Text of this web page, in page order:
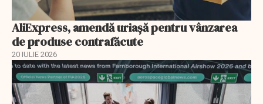
AliExpress, amendă uriaşă pentru vânzarea
de produse contrafăcute
20 IULIE 2026